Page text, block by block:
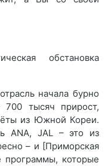
обстановка
начала бурно
700 тысяч прирост,
из Южной Кореи.
ANA, JAL – это из
– и [Приморская
программы, которые